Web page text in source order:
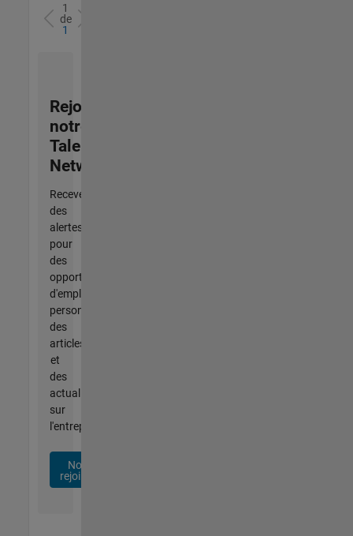
1
de
1
Rejoignez
notre
Talent
Network
Recevez
des
alertes
pour
des
opportunités
d'emploi
personnalisées,
des
articles
et
des
actualités
sur
l'entreprise.
Nous
rejoindre